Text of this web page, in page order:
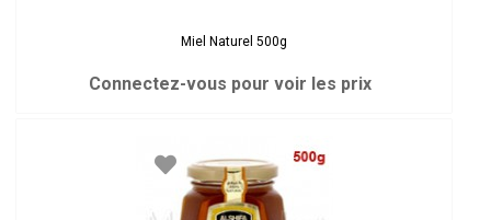
Miel Naturel 500g
Connectez-vous pour voir les prix